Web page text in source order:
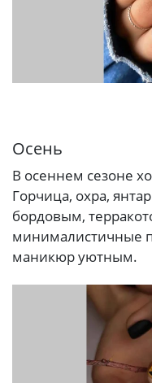
Осень
В осеннем сезоне
Горчица, охра,
бордовым,
минималистичные
маникюр уютным.